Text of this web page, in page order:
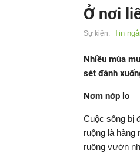
Ở nơi
Sự kiện: Tin
Nhiều mùa
sét đánh
Nơm nớp lo
Cuộc sống bị
ruộng là hàng
ruộng vườn